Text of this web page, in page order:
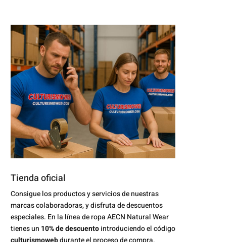
Tienda oficial
Consigue los productos y servicios de nuestras
marcas colaboradoras, y disfruta de descuentos
especiales. En la línea de ropa AECN Natural Wear
tienes un 10% de descuentointroduciendo el código